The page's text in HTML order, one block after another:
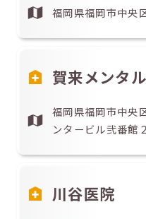
福岡県福岡市中央
賀来メンタ
福岡県福岡市中
ンタービル弐番館
川谷医院